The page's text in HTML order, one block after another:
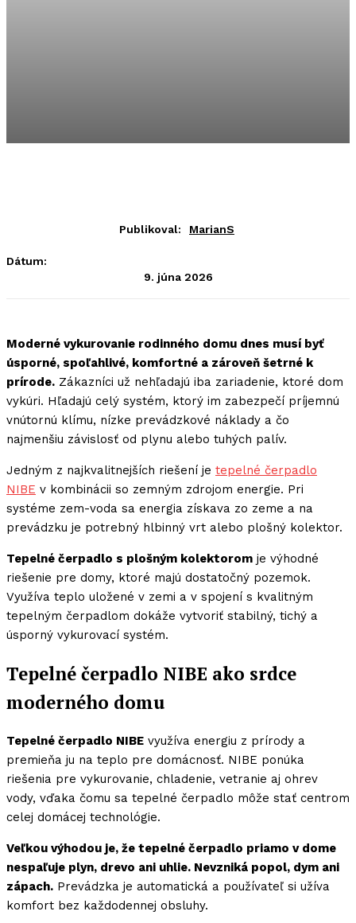
Publikoval: MarianS
Dátum:
9. júna 2026
Moderné vykurovanie rodinného domu dnes musí byť
úsporné, spoľahlivé, komfortné a zároveň šetrné k
prírode. Zákazníci už nehľadajú iba zariadenie, ktoré dom
vykúri. Hľadajú celý systém, ktorý im zabezpečí príjemnú
vnútornú klímu, nízke prevádzkové náklady a čo
najmenšiu závislosť od plynu alebo tuhých palív.
Jedným z najkvalitnejších riešení je tepelné čerpadlo
NIBE v kombinácii so zemným zdrojom energie. Pri
systéme zem-voda sa energia získava zo zeme a na
prevádzku je potrebný hlbinný vrt alebo plošný kolektor.
Tepelné čerpadlo s plošným kolektorom je výhodné
riešenie pre domy, ktoré majú dostatočný pozemok.
Využíva teplo uložené v zemi a v spojení s kvalitným
tepelným čerpadlom dokáže vytvoriť stabilný, tichý a
úsporný vykurovací systém.
Tepelné čerpadlo NIBE ako srdce
moderného domu
Tepelné čerpadlo NIBE využíva energiu z prírody a
premieňa ju na teplo pre domácnosť. NIBE ponúka
riešenia pre vykurovanie, chladenie, vetranie aj ohrev
vody, vďaka čomu sa tepelné čerpadlo môže stať centrom
celej domácej technológie.
Veľkou výhodou je, že tepelné čerpadlo priamo v dome
nespaľuje plyn, drevo ani uhlie. Nevzniká popol, dym ani
zápach. Prevádzka je automatická a používateľ si užíva
komfort bez každodennej obsluhy.